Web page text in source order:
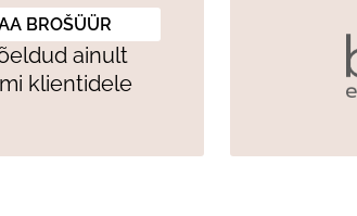
ainult
klientidele